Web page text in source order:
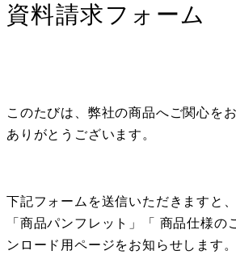
資料請求フォーム
このたびは、弊社の商品へご関心を
ありがとうございます。
下記フォームを送信いただきますと、
「商品パンフレット」「 商品仕様の
ンロード用ページをお知らせします。